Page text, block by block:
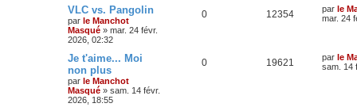
VLC vs. Pangolin
par le Manchot
Masqué » mar. 24 févr.
2026, 02:32
0 12354 par le
mar. 24
Je t'aime... Moi
non plus
par le Manchot
Masqué » sam. 14 févr.
2026, 18:55
0 19621 par le
sam. 14